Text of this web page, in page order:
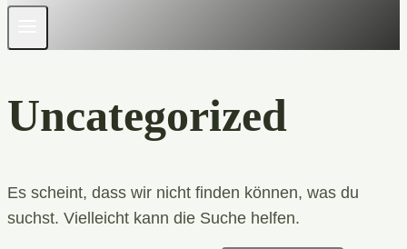
Uncategorized
Es scheint, dass wir nicht finden können, was du
suchst. Vielleicht kann die Suche helfen.